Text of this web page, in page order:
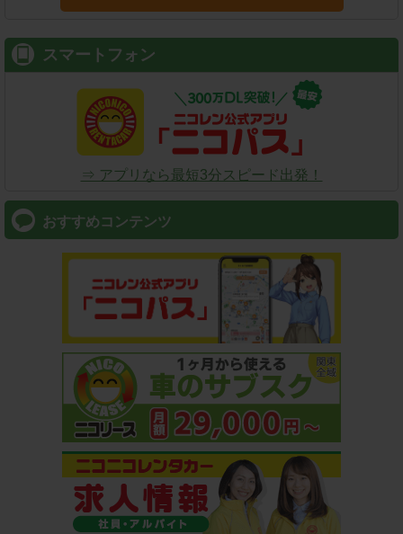
スマートフォン
⇒ アプリなら最短3分スピード出発！
おすすめコンテンツ